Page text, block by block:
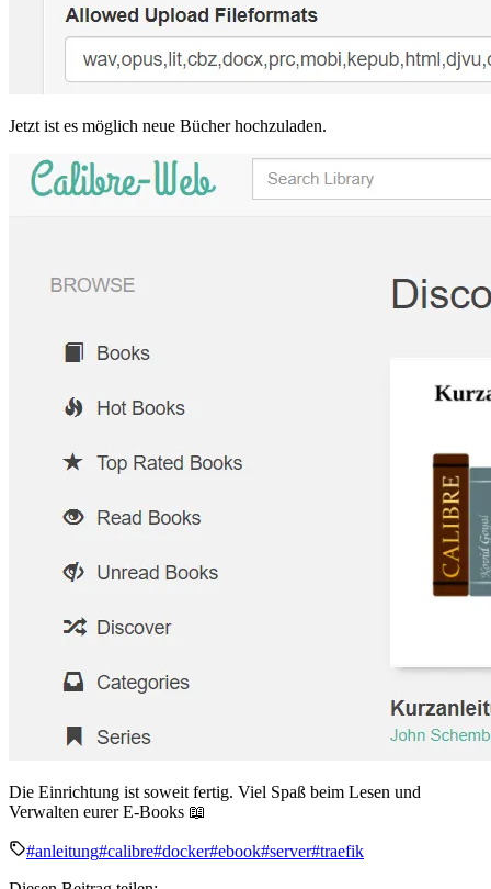
Jetzt ist es möglich neue Bücher hochzuladen.
Die Einrichtung ist soweit fertig. Viel Spaß beim Lesen und
Verwalten eurer E‑Books 📖
#anleitung#calibre#docker#ebook#server#traefik